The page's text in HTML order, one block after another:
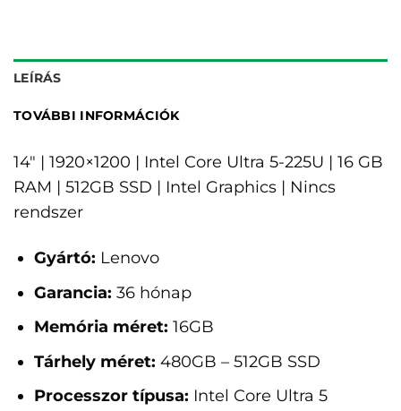
LEÍRÁS
TOVÁBBI INFORMÁCIÓK
14" | 1920×1200 | Intel Core Ultra 5-225U | 16 GB
RAM | 512GB SSD | Intel Graphics | Nincs
rendszer
Gyártó: Lenovo
Garancia: 36 hónap
Memória méret: 16GB
Tárhely méret: 480GB – 512GB SSD
Processzor típusa: Intel Core Ultra 5